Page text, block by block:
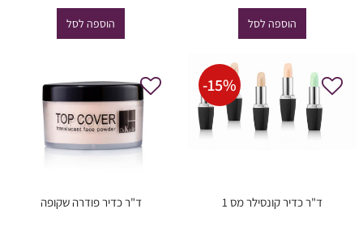
היה:
₪160.00.הוספה לסל
היה:
₪85.00.הוספה לסל
-15%
ד"ר כדיר קונסילר מס 1 ד"ר כדיר פודרה שקופה